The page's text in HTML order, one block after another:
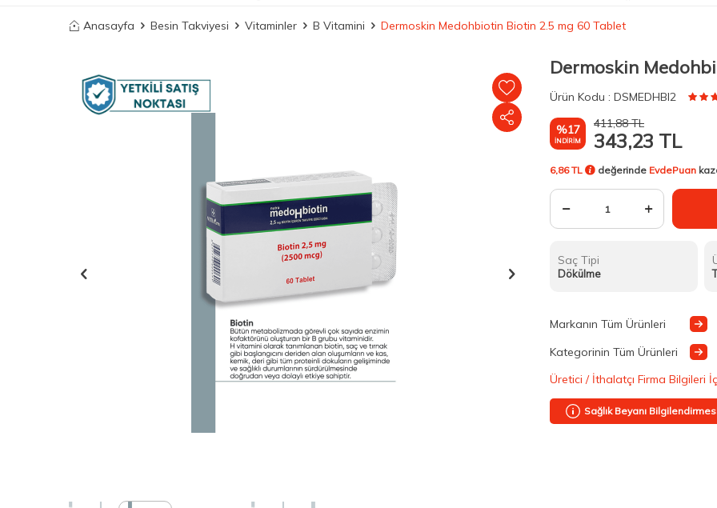
Anasayfa Besin Takviyesi Vitaminler B Vitamini Dermoskin Medohbiotin Biotin 2.5 mg 60 Tablet
Dermoskin
Ürün Kodu : DSMEDHBI2
%17
İNDIRIM
411,88TL
343,23 TL
6,86 TL değerinde EvdePuan
Saç Tipi
Dökülme
Markanın Tüm Ürünleri
Kategorinin Tüm Ürünleri
Üretici / İthalatçı Firma Bilgileri
Sağlık Beyanı